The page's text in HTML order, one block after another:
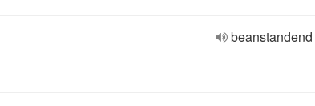
beanstandend